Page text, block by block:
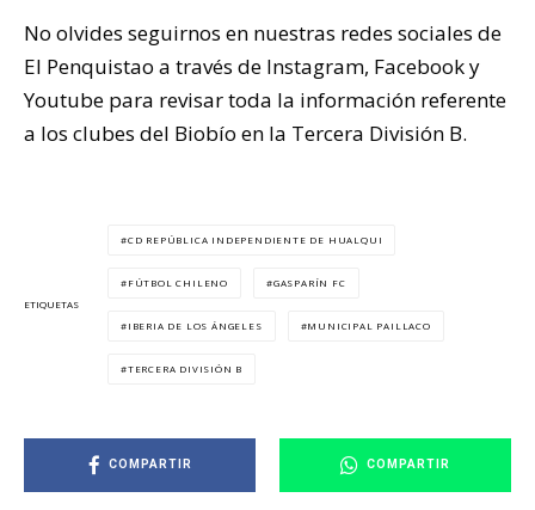
No olvides seguirnos en nuestras redes sociales de
El Penquistao a través de Instagram, Facebook y
Youtube para revisar toda la información referente
a los clubes del Biobío en la Tercera División B.
ETIQUETAS
CD REPÚBLICA INDEPENDIENTE DE HUALQUI
FÚTBOL CHILENO GASPARÍN FC
IBERIA DE LOS ÁNGELES MUNICIPAL PAILLACO
TERCERA DIVISIÓN B
COMPARTIR COMPARTIR